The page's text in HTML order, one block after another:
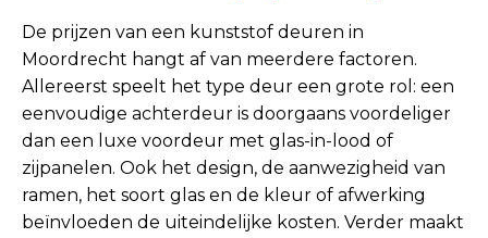
De prijzen van een kunststof deuren in
Moordrecht hangt af van meerdere factoren.
Allereerst speelt het type deur een grote rol: een
eenvoudige achterdeur is doorgaans voordeliger
dan een luxe voordeur met glas-in-lood of
zijpanelen. Ook het design, de aanwezigheid van
ramen, het soort glas en de kleur of afwerking
beïnvloeden de uiteindelijke kosten. Verder maakt